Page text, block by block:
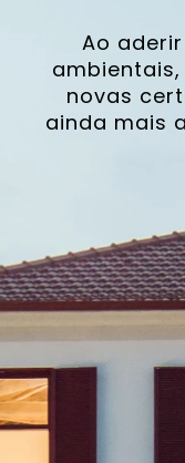
Ao
novas
ainda mais